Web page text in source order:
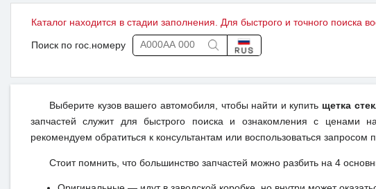
Каталог находится в стадии заполнения. Для быстрого и точного поиска
Поиск по гос.номеру
Выберите кузов вашего автомобиля, чтобы найти и купить щетка
запчастей служит для быстрого поиска и ознакомления с ценами
рекомендуем обратиться к консультантам или воспользоваться запросом
Стоит помнить, что большинство запчастей можно разбить на 4